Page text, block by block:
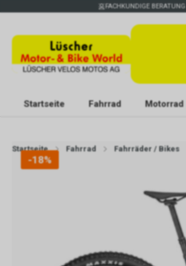
FACHKUNDIGE BERATUNG
Startseite Fahrrad Motorrad
Startseite Fahrrad Fahrräder / Bikes
-18%